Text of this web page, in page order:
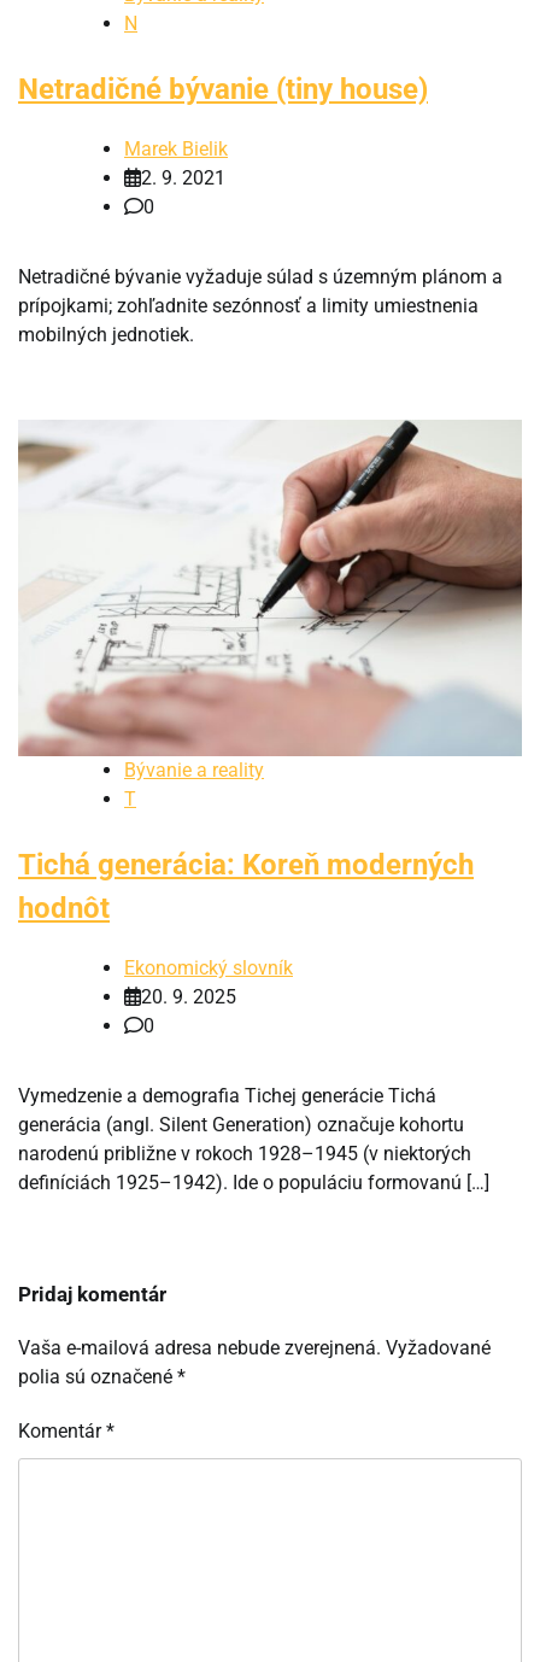
N
Netradičné bývanie (tiny house)
Marek Bielik
2. 9. 2021
0
Netradičné bývanie vyžaduje súlad s územným plánom a
prípojkami; zohľadnite sezónnosť a limity umiestnenia
mobilných jednotiek.
Bývanie a reality
T
Tichá generácia: Koreň moderných
hodnôt
Ekonomický slovník
20. 9. 2025
0
Vymedzenie a demografia Tichej generácie Tichá
generácia (angl. Silent Generation) označuje kohortu
narodenú približne v rokoch 1928–1945 (v niektorých
definíciách 1925–1942). Ide o populáciu formovanú […]
Pridaj komentár
Vaša e-mailová adresa nebude zverejnená. Vyžadované
polia sú označené *
Komentár*